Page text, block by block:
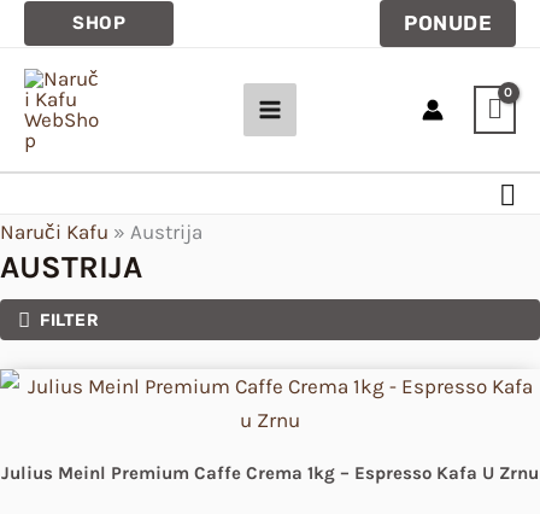
sadržaj
SHOP PONUDE
Naruči Kafu » Austrija
AUSTRIJA
FILTER
Julius Meinl Premium Caffe Crema 1kg – Espresso Kafa U Zrnu